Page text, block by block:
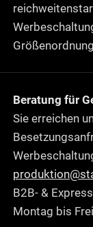
Beratung für
Sie erreichen
B2B- &
Montag bis